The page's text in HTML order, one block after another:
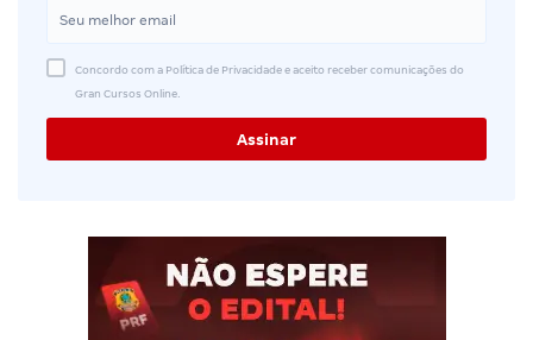
Concordo com a Política de Privacidade e aceito receber comunicações do
Gran Cursos Online.